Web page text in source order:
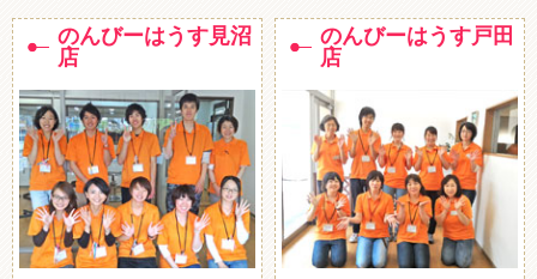
のんびーはうす見沼
店
のんびーはうす戸田
店